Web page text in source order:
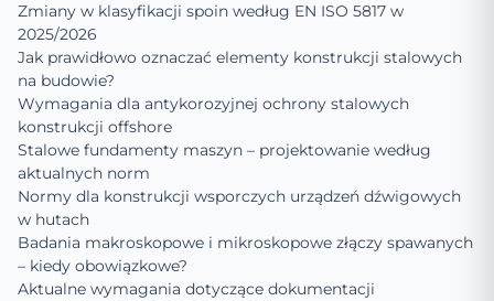
Zmiany w klasyfikacji spoin według EN ISO 5817 w
2025/2026
Jak prawidłowo oznaczać elementy konstrukcji stalowych
na budowie?
Wymagania dla antykorozyjnej ochrony stalowych
konstrukcji offshore
Stalowe fundamenty maszyn – projektowanie według
aktualnych norm
Normy dla konstrukcji wsporczych urządzeń dźwigowych
w hutach
Badania makroskopowe i mikroskopowe złączy spawanych
– kiedy obowiązkowe?
Aktualne wymagania dotyczące dokumentacji